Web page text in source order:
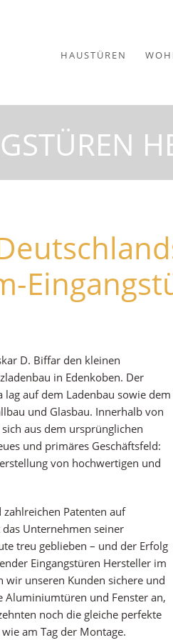
HAUSTÜREN
D. Biffar den kleinen
in Edenkoben. Der
auf dem Ladenbau sowie dem
und Glasbau. Innerhalb von
aus dem ursprünglichen
und primäres Geschäftsfeld:
von hochwertigen und
zahlreichen Patenten auf
Unternehmen seiner
treu geblieben – und der Erfolg
Eingangstüren Hersteller im
wir unseren Kunden sichere und
Aluminiumtüren und Fenster an,
noch die gleiche perfekte
am Tag der Montage.